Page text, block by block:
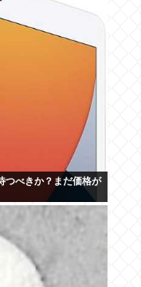
つべきか？まだ価格が